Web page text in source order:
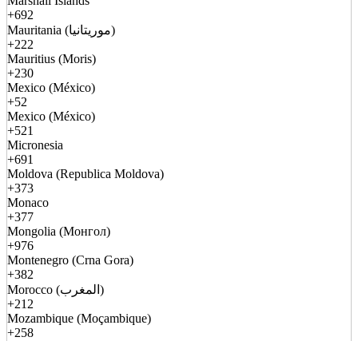
+692
Mauritania (موريتانيا)
+222
Mauritius (Moris)
+230
Mexico (México)
+52
Mexico (México)
+521
Micronesia
+691
Moldova (Republica Moldova)
+373
Monaco
+377
Mongolia (Монгол)
+976
Montenegro (Crna Gora)
+382
Morocco (المغرب)
+212
Mozambique (Moçambique)
+258